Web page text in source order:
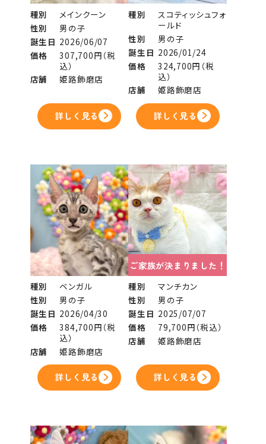
種別
メインクーン
性別
男の子
誕生日 2026/06/07
価格
307,700円（税
込）
店舗
姫路飾磨店
詳しく見る
種別
スコティッシュフォ
ールド
性別
男の子
誕生日 2026/01/24
価格
324,700円（税
込）
店舗
姫路飾磨店
詳しく見る
種別
ベンガル
性別
男の子
誕生日 2026/04/30
価格
384,700円（税
込）
店舗
姫路飾磨店
詳しく見る
ご家族が決まりました！
種別
マンチカン
性別
男の子
誕生日 2025/07/07
価格
79,700円（税込）
店舗
姫路飾磨店
詳しく見る